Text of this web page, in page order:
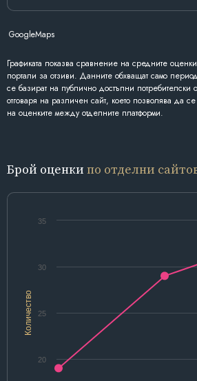
GoogleMaps
Графиката показва сравнение на средните
портали за отзиви. Данните обхващат само
се базират на публично достъпни потребителски
отговаря на различен сайт, което позволява да
на оценките между отделните платформи.
Брой оценки по отделни
Количество
20
30
25
35